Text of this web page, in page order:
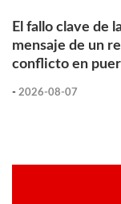
El fallo clave de
mensaje de un
conflicto en
- 2026-08-07